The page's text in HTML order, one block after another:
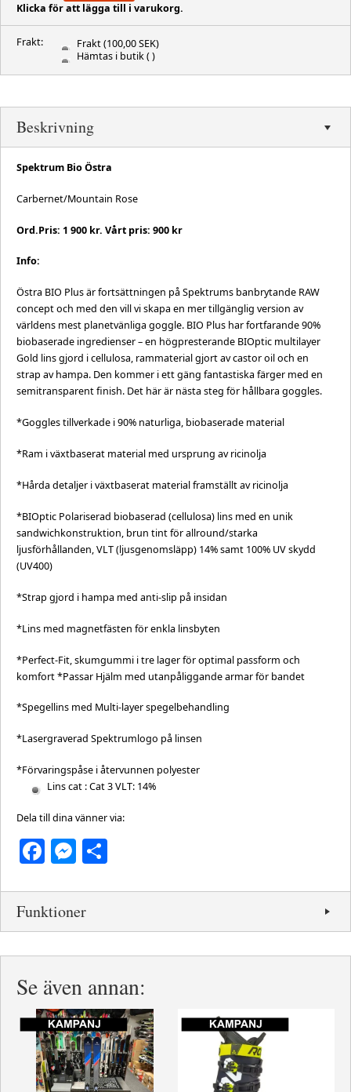
Klicka för att lägga till i varukorg.
Frakt: Frakt(100,00 SEK)
Hämtas i butik( )
Beskrivning
Spektrum Bio Östra
Carbernet/Mountain Rose
Ord.Pris: 1 900 kr. Vårt pris: 900 kr
Info:
Östra BIO Plus är fortsättningen på Spektrums banbrytande RAW
concept och med den vill vi skapa en mer tillgänglig version av
världens mest planetvänliga goggle. BIO Plus har fortfarande 90%
biobaserade ingredienser – en högpresterande BIOptic multilayer
Gold lins gjord i cellulosa, rammaterial gjort av castor oil och en
strap av hampa. Den kommer i ett gäng fantastiska färger med en
semitransparent finish. Det här är nästa steg för hållbara goggles.
*Goggles tillverkade i 90% naturliga, biobaserade material
*Ram i växtbaserat material med ursprung av ricinolja
*Hårda detaljer i växtbaserat material framställt av ricinolja
*BIOptic Polariserad biobaserad (cellulosa) lins med en unik
sandwichkonstruktion, brun tint för allround/starka
ljusförhållanden, VLT (ljusgenomsläpp) 14% samt 100% UV skydd
(UV400)
*Strap gjord i hampa med anti-slip på insidan
*Lins med magnetfästen för enkla linsbyten
*Perfect-Fit, skumgummi i tre lager för optimal passform och
komfort *Passar Hjälm med utanpåliggande armar för bandet
*Spegellins med Multi-layer spegelbehandling
*Lasergraverad Spektrumlogo på linsen
*Förvaringspåse i återvunnen polyester
Lins cat : Cat 3 VLT: 14%
Dela till dina vänner via:
Facebook
Messenger
Funktioner
Se även annan: